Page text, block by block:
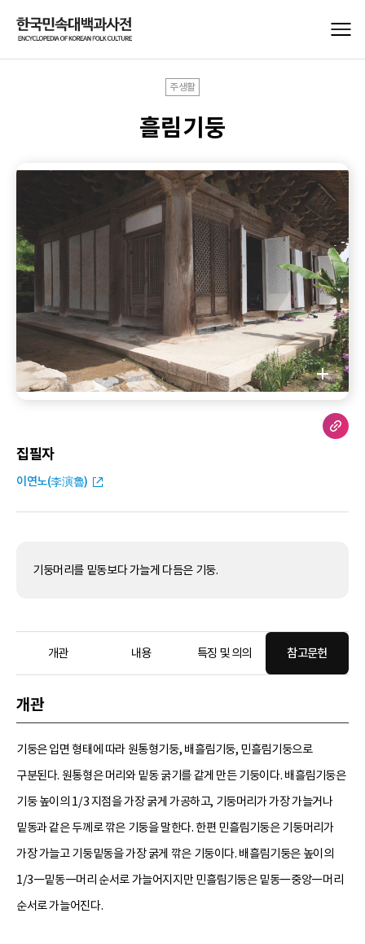
주생활
흘림기둥
집필자
이연노(李演魯)
기둥머리를 밑동보다 가늘게 다듬은 기둥.
개관 내용 특징 및 의의 참고문헌
개관
기둥은 입면 형태에 따라 원통형기둥, 배흘림기둥, 민흘림기둥으로
구분된다. 원통형은 머리와 밑동 굵기를 같게 만든 기둥이다. 배흘림기둥은
기둥 높이의 1/3 지점을 가장 굵게 가공하고, 기둥머리가 가장 가늘거나
밑동과 같은 두께로 깎은 기둥을 말한다. 한편 민흘림기둥은 기둥머리가
가장 가늘고 기둥밑동을 가장 굵게 깎은 기둥이다. 배흘림기둥은 높이의
1/3―밑동―머리 순서로 가늘어지지만 민흘림기둥은 밑동―중앙―머리
순서로 가늘어진다.